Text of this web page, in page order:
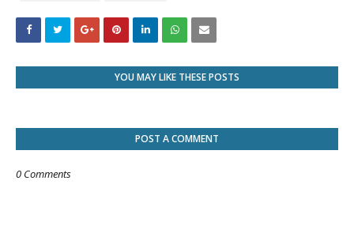
YOU MAY LIKE THESE POSTS
POST A COMMENT
0 Comments